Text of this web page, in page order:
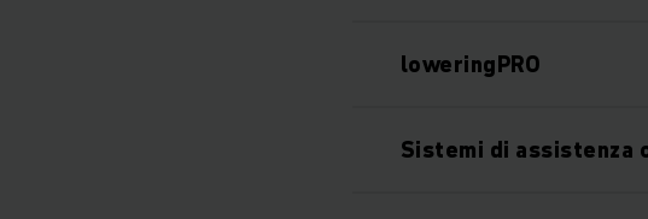
loweringPRO
Sistemi di assistenza